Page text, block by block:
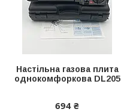
Настільна газова плита
однокомфоркова DL205
694 ₴